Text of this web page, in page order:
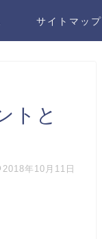
サイトマップ
トと
年10月11日